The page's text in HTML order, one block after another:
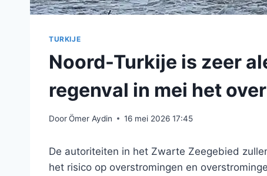
TURKIJE
Noord-Turkije is zeer
regenval in mei het
DoorÖmer Aydin 16 mei 2026 17:45
De autoriteiten in het Zwarte Zeegebied
het risico op overstromingen en